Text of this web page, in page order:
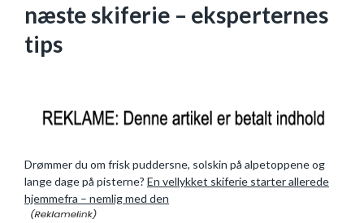
næste skiferie – eksperternes
tips
Drømmer du om frisk puddersne, solskin på alpetoppene og
lange dage på pisterne? En vellykket skiferie starter allerede
hjemmefra – nemlig med den